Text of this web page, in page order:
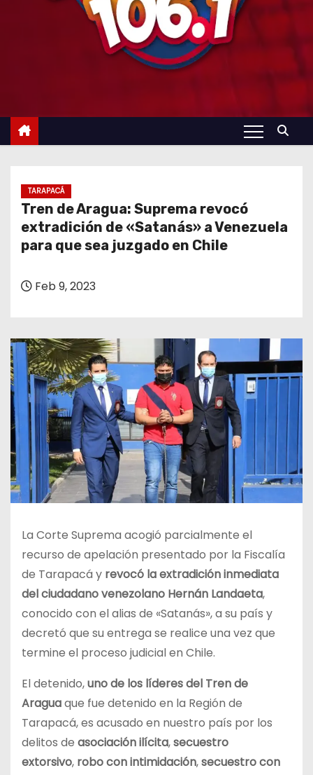
TARAPACÁ
Tren de Aragua: Suprema revocó
extradición de «Satanás» a Venezuela
para que sea juzgado en Chile
Feb 9, 2023
La Corte Suprema acogió parcialmente el
recurso de apelación presentado por la Fiscalía
de Tarapacá y revocó la extradición inmediata
del ciudadano venezolano Hernán Landaeta,
conocido con el alias de «Satanás», a su país y
decretó que su entrega se realice una vez que
termine el proceso judicial en Chile.
El detenido,uno de los líderes del Tren de
Araguaque fue detenido en la Región de
Tarapacá, es acusado en nuestro país por los
delitos de asociación ilícita,secuestro
extorsivo, robo con intimidación,secuestro con